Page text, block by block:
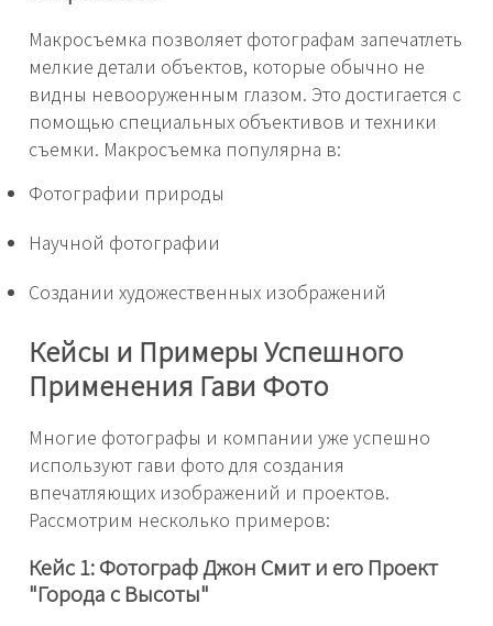
Макросъемка позволяет фотографам запечатлеть
мелкие детали объектов, которые обычно не
видны невооруженным глазом. Это достигается с
помощью специальных объективов и техники
съемки. Макросъемка популярна в:
Фотографии природы
Научной фотографии
Создании художественных изображений
Кейсы и Примеры Успешного
Применения Гави Фото
Многие фотографы и компании уже успешно
используют гави фото для создания
впечатляющих изображений и проектов.
Рассмотрим несколько примеров:
Кейс 1: Фотограф Джон Смит и его Проект
"Города с Высоты"